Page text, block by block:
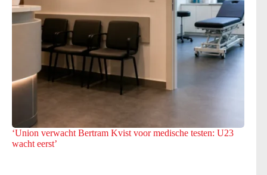
‘Union verwacht Bertram Kvist voor medische testen: U23
wacht eerst’